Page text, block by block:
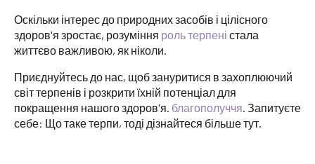
Оскільки інтерес до природних засобів і цілісного
здоров'я зростає, розуміння роль терпені стала
життєво важливою, як ніколи.
Приєднуйтесь до нас, щоб зануритися в захоплюючий
світ терпенів і розкрити їхній потенціал для
покращення нашого здоров'я. благополуччя. Запитуєте
себе: Що таке терпи, тоді дізнайтеся більше тут.